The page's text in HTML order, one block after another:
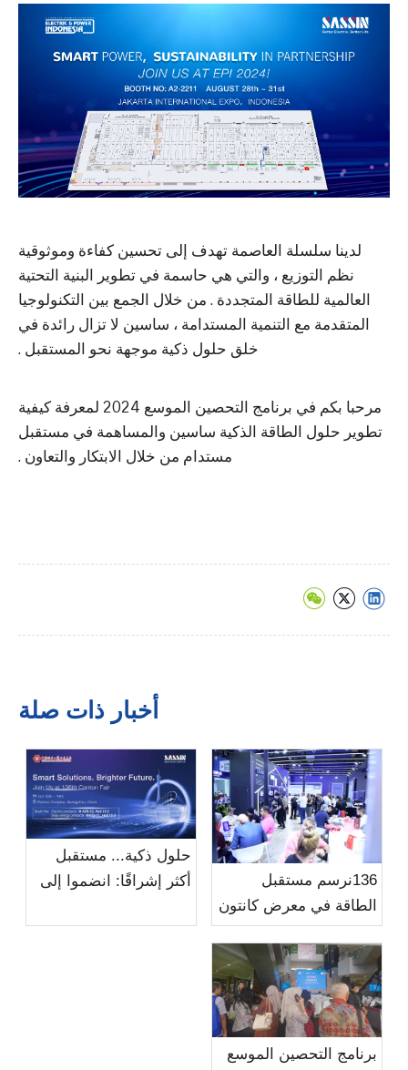
لدينا سلسلة العاصمة تهدف إلى تحسين كفاءة وموثوقية
نظم التوزيع ، والتي هي حاسمة في تطوير البنية التحتية
العالمية للطاقة المتجددة . من خلال الجمع بين التكنولوجيا
المتقدمة مع التنمية المستدامة ، ساسين لا تزال رائدة في
خلق حلول ذكية موجهة نحو المستقبل .
مرحبا بكم في برنامج التحصين الموسع 2024 لمعرفة كيفية
تطوير حلول الطاقة الذكية ساسين والمساهمة في مستقبل
مستدام من خلال الابتكار والتعاون .
أخبار ذات صلة
136نرسم مستقبل
الطاقة في معرض كانتون
ال
حلول ذكية... مستقبل
أكثر إشراقًا: انضموا إلى
كانتون الـ136
برنامج التحصين الموسع